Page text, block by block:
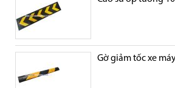
Gờ giảm tốc xe